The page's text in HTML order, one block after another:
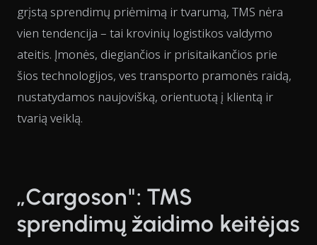
grįstą sprendimų priėmimą ir tvarumą, TMS nėra
vien tendencija – tai krovinių logistikos valdymo
ateitis. Įmonės, diegiančios ir prisitaikančios prie
šios technologijos, ves transporto pramonės raidą,
nustatydamos naujovišką, orientuotą į klientą ir
tvarią veiklą.
„Cargoson": TMS
sprendimų žaidimo keitėjas